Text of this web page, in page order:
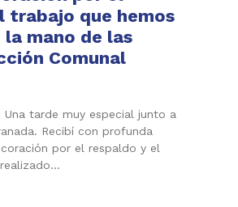
trabajo que hemos
mano de las
Comunal
tarde muy especial junto a
Recibí con profunda
por el respaldo y el